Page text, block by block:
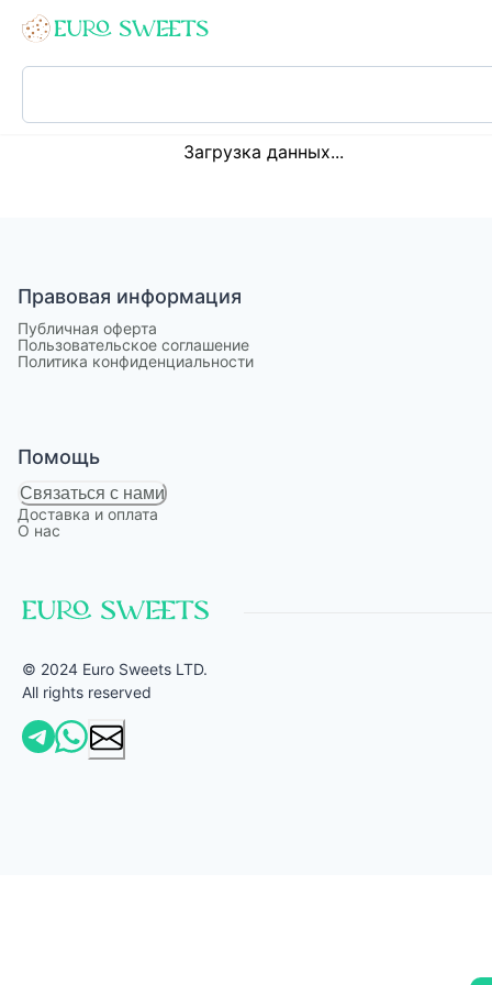
Loading...
Загрузка данных...
Правовая информация
Публичная оферта
Пользовательское соглашение
Политика конфиденциальности
Помощь
Связаться с нами
Доставка и оплата
О нас
© 2024 Euro Sweets LTD.
All rights reserved